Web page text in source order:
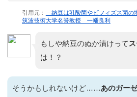
引用元： －納豆は乳酸菌やビフィズス菌の
筑波技術大学名誉教授 一幡良利
もしや納豆のぬか漬けって
は！？
そうかもしれないけど……あのガー